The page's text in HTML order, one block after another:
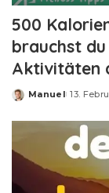
500
brauchst
Aktivitäten
Posted
Manuel 13.